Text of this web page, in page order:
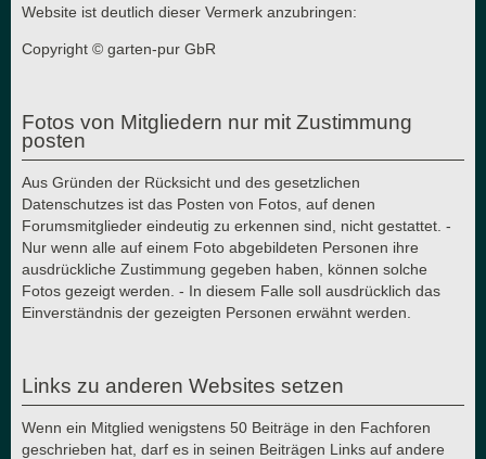
Website ist deutlich dieser Vermerk anzubringen:
Copyright © garten-pur GbR
Fotos von Mitgliedern nur mit Zustimmung
posten
Aus Gründen der Rücksicht und des gesetzlichen
Datenschutzes ist das Posten von Fotos, auf denen
Forumsmitglieder eindeutig zu erkennen sind, nicht gestattet. -
Nur wenn alle auf einem Foto abgebildeten Personen ihre
ausdrückliche Zustimmung gegeben haben, können solche
Fotos gezeigt werden. - In diesem Falle soll ausdrücklich das
Einverständnis der gezeigten Personen erwähnt werden.
Links zu anderen Websites setzen
Wenn ein Mitglied wenigstens 50 Beiträge in den Fachforen
geschrieben hat, darf es in seinen Beiträgen Links auf andere